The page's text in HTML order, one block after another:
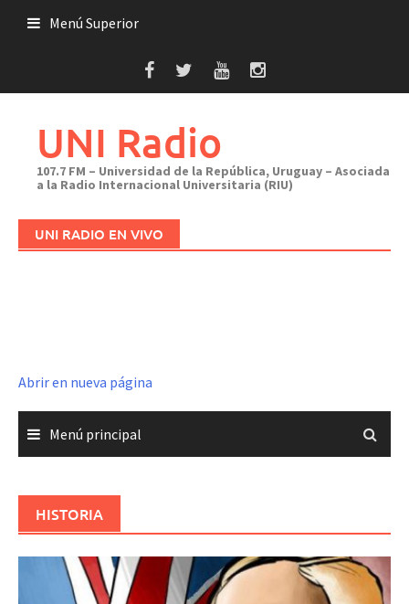
Menú Superior
UNI Radio
107.7 FM – Universidad de la República, Uruguay – Asociada
a la Radio Internacional Universitaria (RIU)
UNI RADIO EN VIVO
Abrir en nueva página
Menú principal
HISTORIA